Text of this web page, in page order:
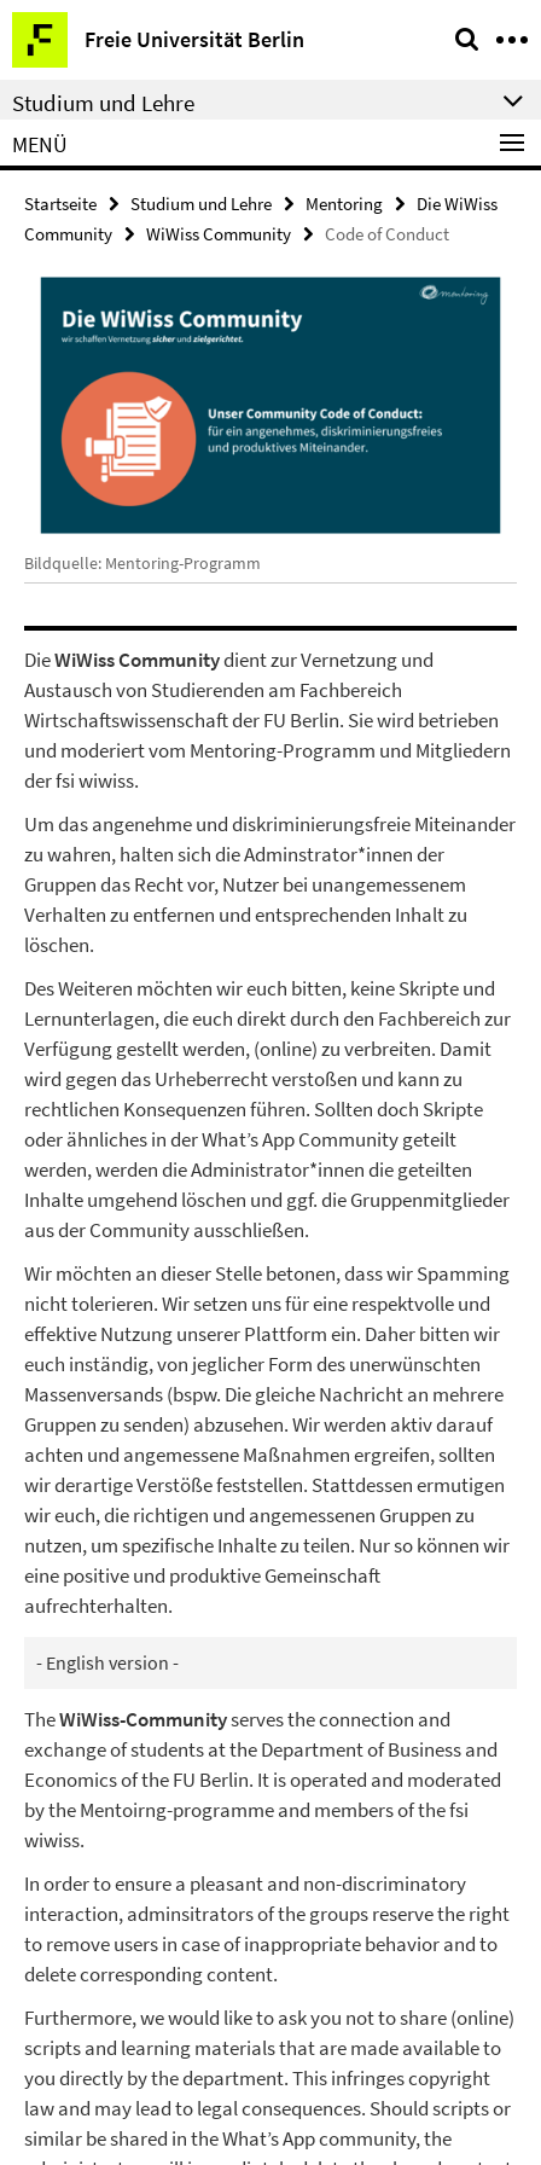
Springe
direkt
zu
Inhalt
Freie Universität Berlin
Service-
Navigation
Studium und Lehre
MENÜ
Startseite Studium und Lehre Mentoring
Die WiWiss
Community
WiWiss Community Code of Conduct
Bildquelle: Mentoring-Programm
DieWiWiss Communitydient zur Vernetzung und
Austausch von Studierenden am Fachbereich
Wirtschaftswissenschaft der FU Berlin. Sie wird betrieben
und moderiert vom Mentoring-Programm und Mitgliedern
der fsi wiwiss.
Um das angenehme und diskriminierungsfreie Miteinander
zu wahren, halten sich die Adminstrator*innen der
Gruppen das Recht vor, Nutzer bei unangemessenem
Verhalten zu entfernen und entsprechenden Inhalt zu
löschen.
Des Weiteren möchten wir euch bitten, keine Skripte und
Lernunterlagen, die euch direkt durch den Fachbereich zur
Verfügung gestellt werden, (online) zu verbreiten. Damit
wird gegen das Urheberrecht verstoßen und kann zu
rechtlichen Konsequenzen führen. Sollten doch Skripte
oder ähnliches in der What’s App Community geteilt
werden, werden die Administrator*innen die geteilten
Inhalte umgehend löschen und ggf. die Gruppenmitglieder
aus der Community ausschließen.
Wir möchten an dieser Stelle betonen, dass wir Spamming
nicht tolerieren. Wir setzen uns für eine respektvolle und
effektive Nutzung unserer Plattform ein. Daher bitten wir
euch inständig, von jeglicher Form des unerwünschten
Massenversands (bspw. Die gleiche Nachricht an mehrere
Gruppen zu senden) abzusehen. Wir werden aktiv darauf
achten und angemessene Maßnahmen ergreifen, sollten
wir derartige Verstöße feststellen. Stattdessen ermutigen
wir euch, die richtigen und angemessenen Gruppen zu
nutzen, um spezifische Inhalte zu teilen. Nur so können wir
eine positive und produktive Gemeinschaft
aufrechterhalten.
- English version -
TheWiWiss-Communityserves the connection and
exchange of students at the Department of Business and
Economics of the FU Berlin. It is operated and moderated
by the Mentoirng-programme and members of the fsi
wiwiss.
In order to ensure a pleasant and non-discriminatory
interaction, adminsitrators of the groups reserve the right
to remove users in case of inappropriate behavior and to
delete corresponding content.
Furthermore, we would like to ask you not to share (online)
scripts and learning materials that are made available to
you directly by the department. This infringes copyright
law and may lead to legal consequences. Should scripts or
similar be shared in the What’s App community, the